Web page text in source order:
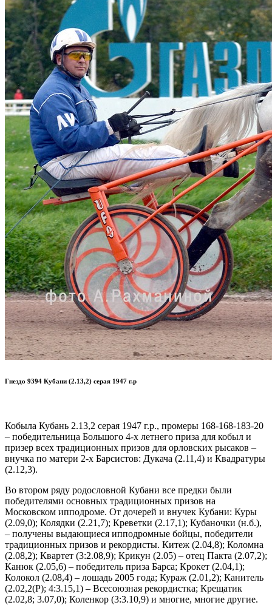
Гнездо 9394 Кубани (2.13,2) серая 1947 г.р
Кобыла Кубань 2.13,2 серая 1947 г.р., промеры 168-168-183-20
– победительница Большого 4-х летнего приза для кобыл и
призер всех традиционных призов для орловских рысаков –
внучка по матери 2-х Барсистов: Дукача (2.11,4) и Квадратуры
(2.12,3).
Во втором ряду родословной Кубани все предки были
победителями основных традиционных призов на
Московском ипподроме. От дочерей и внучек Кубани: Куры
(2.09,0); Колядки (2.21,7); Креветки (2.17,1); Кубаночки (н.б.),
– получены выдающиеся ипподромные бойцы, победители
традиционных призов и рекордисты. Китеж (2.04,8); Коломна
(2.08,2); Квартет (3:2.08,9); Крикун (2.05) – отец Пакта (2.07,2);
Канюк (2.05,6) – победитель приза Барса; Крокет (2.04,1);
Колокол (2.08,4) – лошадь 2005 года; Кураж (2.01,2); Канитель
(2.02,2(Р); 4:3.15,1) – Всесоюзная рекордистка; Крещатик
(2.02,8; 3.07,0); Коленкор (3:3.10,9) и многие, многие другие.